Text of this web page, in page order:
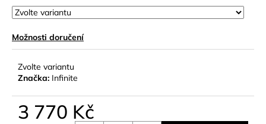
Možnosti doručení
Zvolte variantu
Značka: Infinite
3 770 Kč
r
č
u
e
m